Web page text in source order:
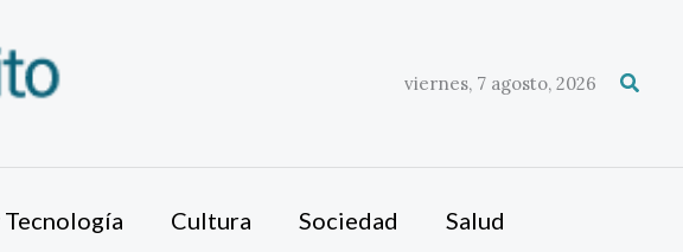
viernes, 7 agosto, 2026
Tecnología Cultura Sociedad Salud